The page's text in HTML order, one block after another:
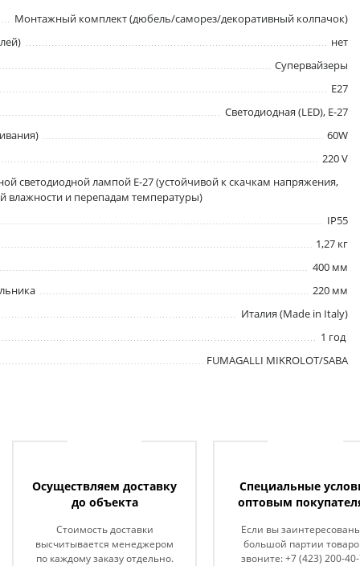
Монтажный комплект (дюбель/саморез/декоративный колпачок)
нет
Супервайзеры
E27
Светодиодная (LED), Е-27
60W
220 V
светодиодной лампой E-27 (устойчивой к скачкам напряжения,
влажности и перепадам температуры)
IP55
1,27 кг
400 мм
220 мм
Италия (Made in Italy)
1 год
FUMAGALLI MIKROLOT/SABA
Осуществляем доставку
до объекта
Стоимость доставки
высчитывается менеджером
по каждому заказу отдельно.
Специальные
оптовым
Если вы
большой партии
звоните: +7 (423) 200-